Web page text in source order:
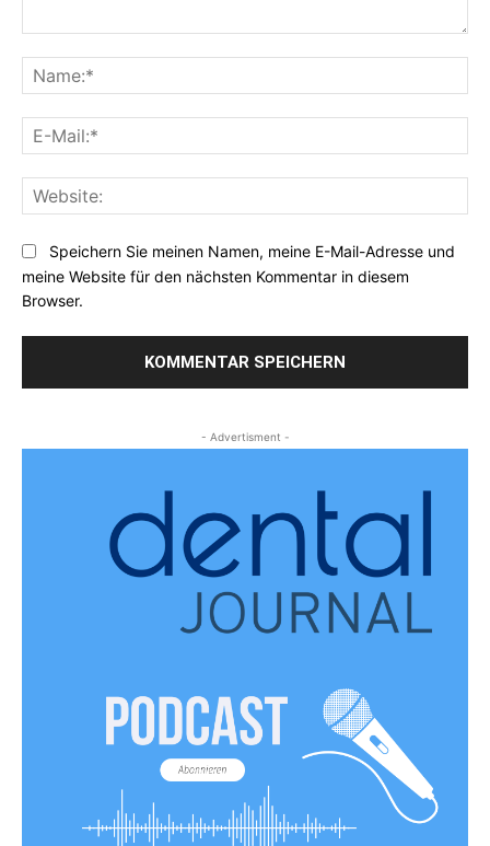
Speichern Sie meinen Namen, meine E-Mail-Adresse und
meine Website für den nächsten Kommentar in diesem
Browser.
- Advertisment -